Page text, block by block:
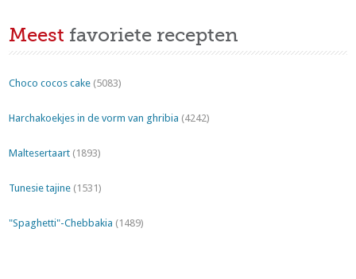
Meest favoriete recepten
Choco cocos cake (5083)
Harchakoekjes in de vorm van ghribia (4242)
Maltesertaart (1893)
Tunesie tajine (1531)
"Spaghetti"-Chebbakia (1489)